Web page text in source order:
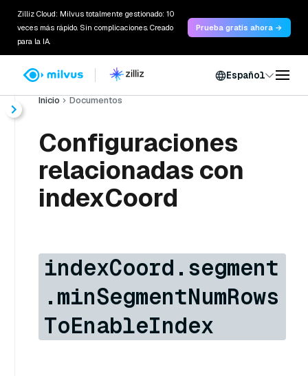
Zilliz Cloud: Milvus totalmente gestionado: 10
veces más rápido. Sin complicaciones. Creado
para la IA.
Prueba gratis ahora →
Español
Inicio Documentos
Configuraciones
relacionadas con
indexCoord
indexCoord.segment
.minSegmentNumRows
ToEnableIndex